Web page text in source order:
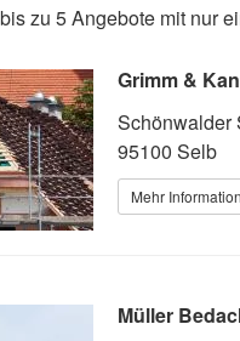
zu 5 Angebote mit nur
Grimm &
Schönwalder
95100 Selb
Mehr
Müller